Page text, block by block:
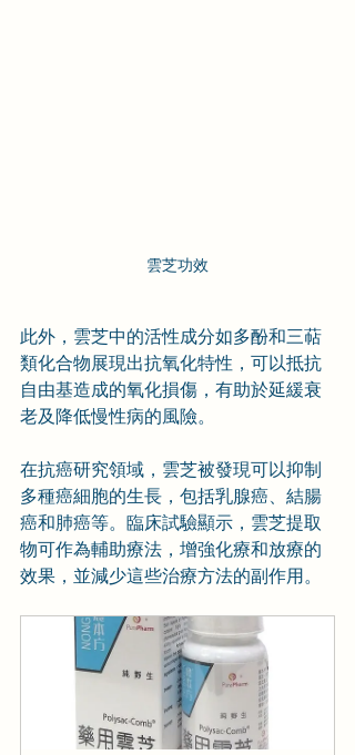
雲芝功效
此外，雲芝中的活性成分如多酚和三萜
類化合物展現出抗氧化特性，可以抵抗
自由基造成的氧化損傷，有助於延緩衰
老及降低慢性病的風險。
在抗癌研究領域，雲芝被發現可以抑制
多種癌細胞的生長，包括乳腺癌、結腸
癌和肺癌等。臨床試驗顯示，雲芝提取
物可作為輔助療法，增強化療和放療的
效果，並減少這些治療方法的副作用。